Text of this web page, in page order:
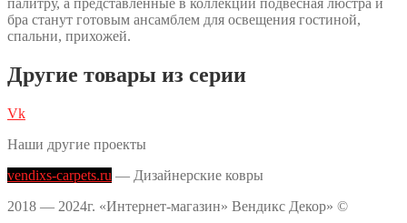
палитру, а представленные в коллекции подвесная люстра и
бра станут готовым ансамблем для освещения гостиной,
спальни, прихожей.
Другие товары из серии
Vk
Наши другие проекты
vendixs-carpets.ru — Дизайнерские ковры
2018 — 2024г. «Интернет-магазин» Вендикс Декор» ©